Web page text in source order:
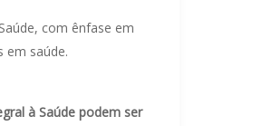
com ênfase em
em saúde.
à Saúde podem ser